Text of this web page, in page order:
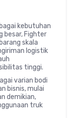
kebutuhan
besar, Fighter
skala
logistik
tinggi.
varian bodi
bisnis, mulai
demikian,
truk